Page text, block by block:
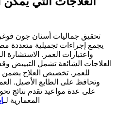
تحقيق جماليات أسنان جون
يجمع إجراءات تجميلية متعددة
واعتبارات العمر. الاستشارة
العلاجات الشائعة تشمل التبييض
للعمر. تخصيص العلاج يضمن
وتحافظ على الطابع الأصيل.
على عدة مواعيد تقدم نتائج
المعمارية لـ